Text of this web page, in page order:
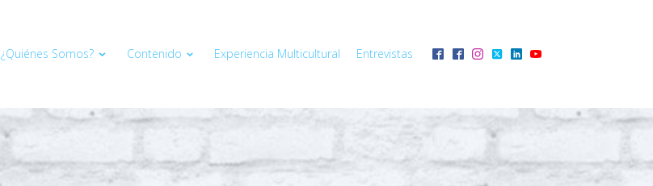
¿Quiénes Somos? Contenido Experiencia Multicultural Entrevistas